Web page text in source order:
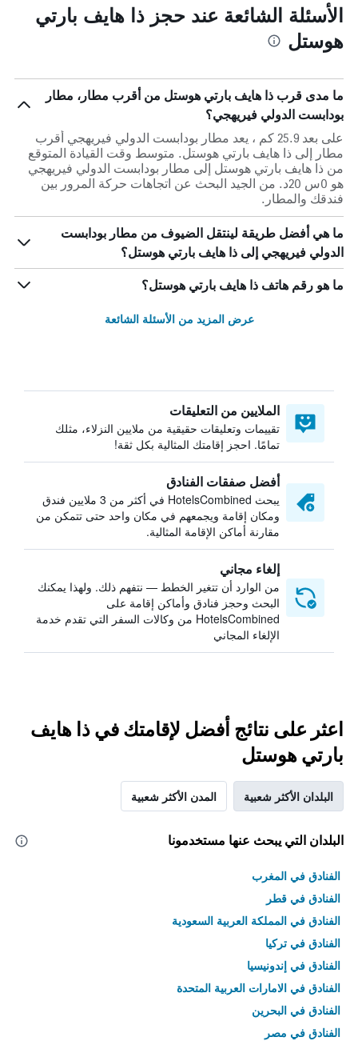
الأسئلة الشائعة عند حجز ذا هايف بارتي
هوستل
ما مدى قرب ذا هايف بارتي هوستل من أقرب مطار، مطار
بودابست الدولي فيريهجي؟
على بعد 25.9 كم ، يعد مطار بودابست الدولي فيريهجي أقرب
مطار إلى ذا هايف بارتي هوستل. متوسط وقت القيادة المتوقع
من ذا هايف بارتي هوستل إلى مطار بودابست الدولي فيريهجي
هو 0س 20د. من الجيد البحث عن اتجاهات حركة المرور بين
فندقك والمطار.
ما هي أفضل طريقة لينتقل الضيوف من مطار بودابست
الدولي فيريهجي إلى ذا هايف بارتي هوستل؟
ما هو رقم هاتف ذا هايف بارتي هوستل؟
عرض المزيد من الأسئلة الشائعة
الملايين من التعليقات
تقييمات وتعليقات حقيقية من ملايين النزلاء، مثلك
تمامًا. احجز إقامتك المثالية بكل ثقة!
أفضل صفقات الفنادق
يبحث HotelsCombined في أكثر من 3 ملايين فندق
ومكان إقامة ويجمعهم في مكان واحد حتى تتمكن من
مقارنة أماكن الإقامة المثالية.
إلغاء مجاني
من الوارد أن تتغير الخطط — نتفهم ذلك. ولهذا يمكنك
البحث وحجز فنادق وأماكن إقامة على
HotelsCombined من وكالات السفر التي تقدم خدمة
الإلغاء المجاني
اعثر على نتائج أفضل لإقامتك في ذا هايف
بارتي هوستل
البلدان الأكثر شعبية المدن الأكثر شعبية
البلدان التي يبحث عنها مستخدمونا
الفنادق في المغرب
الفنادق في قطر
الفنادق في المملكة العربية السعودية
الفنادق في تركيا
الفنادق في إندونيسيا
الفنادق في الامارات العربية المتحدة
الفنادق في البحرين
الفنادق في مصر